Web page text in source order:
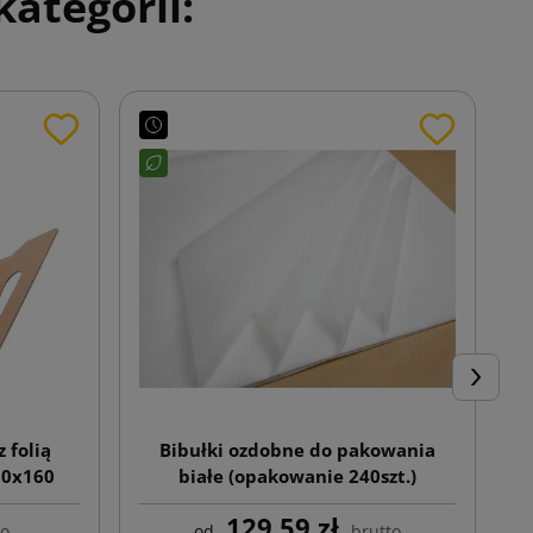
folią
Bibułki ozdobne do pakowania
białe (opakowanie 240szt.)